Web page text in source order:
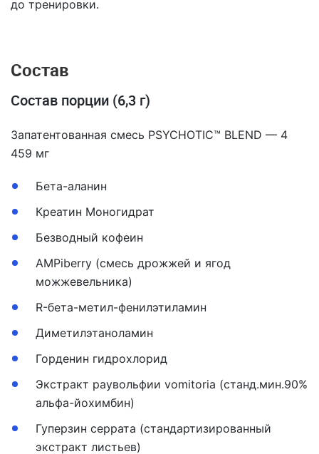
до тренировки.
Состав
Состав порции (6,3 г)
Запатентованная смесь PSYCHOTIC™ BLEND — 4
459 мг
Бета-аланин
Креатин Моногидрат
Безводный кофеин
AMPiberry (смесь дрожжей и ягод
можжевельника)
R-бета-метил-фенилэтиламин
Диметилэтаноламин
Горденин гидрохлорид
Экстракт раувольфии vomitoria (станд.мин.90%
альфа-йохимбин)
Гуперзин серрата (стандартизированный
экстракт листьев)